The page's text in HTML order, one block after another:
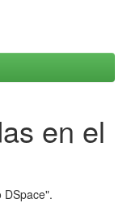
en el
DSpace".